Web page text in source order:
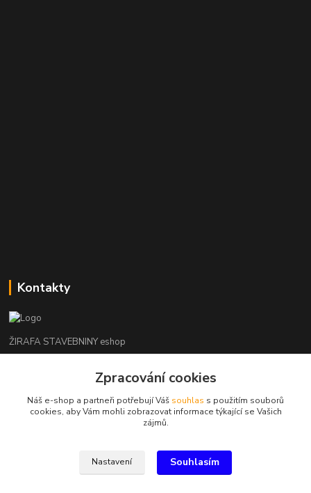
Kontakty
ŽIRAFA STAVEBNINY eshop
+420 312 685 342
kladno@zirafa-stavebniny.cz
Zpracování cookies
Náš e-shop a partneři potřebují Váš souhlas s použitím souborů
cookies, aby Vám mohli zobrazovat informace týkající se Vašich
zájmů.
Nastavení Souhlasím